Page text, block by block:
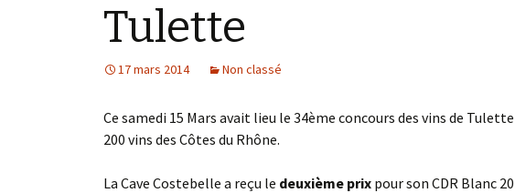
Tulette
17 mars 2014 Non classé
Ce samedi 15 Mars avait lieu le 34ème concours des vins de
200 vins des Côtes du Rhône.
La Cave Costebelle a reçu le deuxième prix pour son CDR Blanc